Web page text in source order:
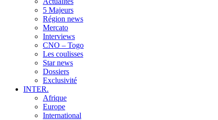
5 Majeurs
Région news
Mercato
Interviews
CNO – Togo
Les coulisses
Star news
Dossiers
Exclusivité
INTER.
Afrique
Europe
International